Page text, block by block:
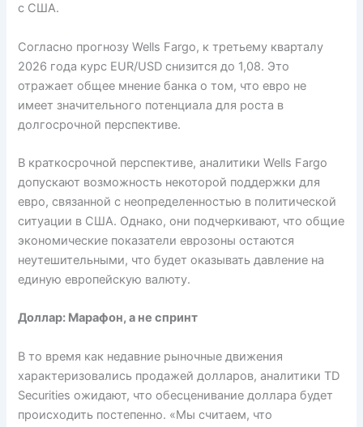
с США.
Согласно прогнозу Wells Fargo, к третьему кварталу
2026 года курс EUR/USD снизится до 1,08. Это
отражает общее мнение банка о том, что евро не
имеет значительного потенциала для роста в
долгосрочной перспективе.
В краткосрочной перспективе, аналитики Wells Fargo
допускают возможность некоторой поддержки для
евро, связанной с неопределенностью в политической
ситуации в США. Однако, они подчеркивают, что общие
экономические показатели еврозоны остаются
неутешительными, что будет оказывать давление на
единую европейскую валюту.
Доллар: Марафон, а не спринт
В то время как недавние рыночные движения
характеризовались продажей долларов, аналитики TD
Securities ожидают, что обесценивание доллара будет
происходить постепенно. «Мы считаем, что